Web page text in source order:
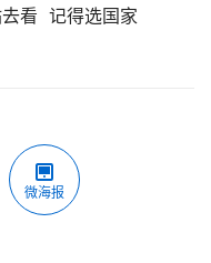
看  记得选国家
微海报